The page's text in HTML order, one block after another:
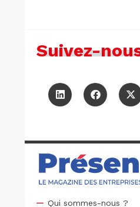
Suivez-
Qui sommes-nous ?